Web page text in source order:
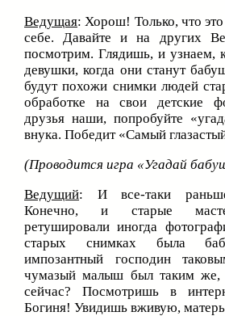
Ведущая: Хорош! Только, что
себе. Давайте и на других
посмотрим. Глядишь, и узнаем,
девушки, когда они станут
будут похожи снимки людей
обработке на свои детские
друзья наши, попробуйте
внука. Победит «Самый
(Проводится игра «Угадай
Ведущий: И все-таки
Конечно, и старые
ретушировали иногда
старых снимках была
импозантный господин
чумазый малыш был таким
сейчас? Посмотришь в
Богиня! Увидишь вживую,